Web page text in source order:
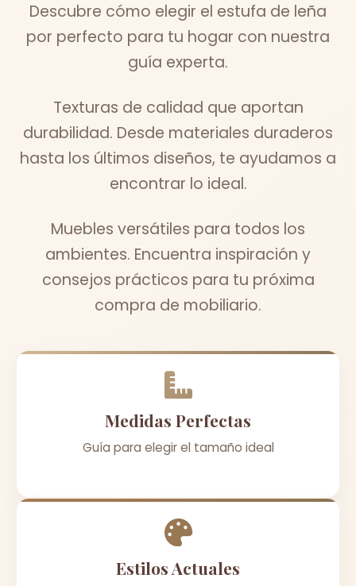
Descubre cómo elegir el estufa de leña
por perfecto para tu hogar con nuestra
guía experta.
Texturas de calidad que aportan
durabilidad. Desde materiales duraderos
hasta los últimos diseños, te ayudamos a
encontrar lo ideal.
Muebles versátiles para todos los
ambientes. Encuentra inspiración y
consejos prácticos para tu próxima
compra de mobiliario.
Medidas Perfectas
Guía para elegir el tamaño ideal
Estilos Actuales